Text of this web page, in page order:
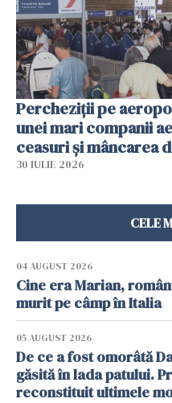
Percheziții pe
unei mari companii
ceasuri și mâncarea
30 IULIE 2026
CELE
04 AUGUST 2026
Cine era Marian,
murit pe câmp în Italia
05 AUGUST 2026
De ce a fost omorâtă
găsită în lada patului.
reconstituit ultimele